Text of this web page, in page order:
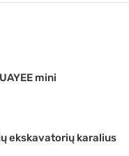
mini
ekskavatorių karalius